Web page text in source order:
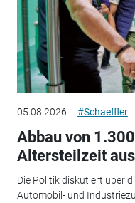
05.08.2026 #Schaeffler
Abbau von
Altersteilzeit aus
Die Politik diskutiert über
Automobil- und